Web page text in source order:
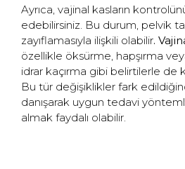
Ayrıca, vajinal kasların
edebilirsiniz. Bu durum, pelvik
zayıflamasıyla ilişkili olabilir.
özellikle öksürme, hapşırma
idrar kaçırma gibi belirtilerle de
Bu tür değişiklikler fark
danışarak uygun tedavi
almak faydalı olabilir.